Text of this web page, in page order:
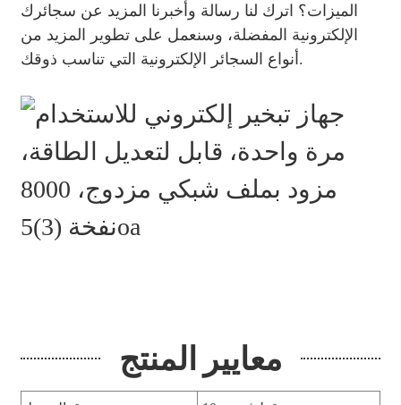
الميزات؟ اترك لنا رسالة وأخبرنا المزيد عن سجائرك
الإلكترونية المفضلة، وسنعمل على تطوير المزيد من
أنواع السجائر الإلكترونية التي تناسب ذوقك.
معايير المنتج